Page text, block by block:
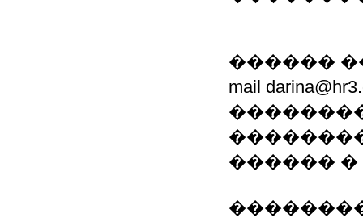
������
mail
������ �